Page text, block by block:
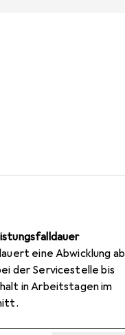
eine Abwicklung ab
der Servicestelle bis
in Arbeitstagen im